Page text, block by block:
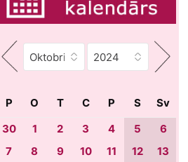
P O T C P S
Sv
30
1 2 3 4 5
6
7
8 9 10 11 12
13